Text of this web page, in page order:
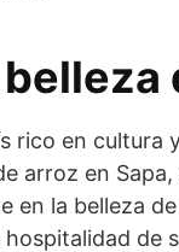
rico en cultura
arroz en
en la belleza
de